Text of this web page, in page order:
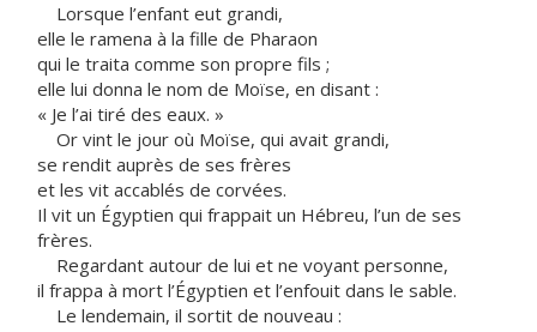
Lorsque l’enfant eut grandi,
elle le ramena à la fille de Pharaon
qui le traita comme son propre fils ;
elle lui donna le nom de Moïse, en disant :
« Je l’ai tiré des eaux. »
Or vint le jour où Moïse, qui avait grandi,
se rendit auprès de ses frères
et les vit accablés de corvées.
Il vit un Égyptien qui frappait un Hébreu, l’un de ses
frères.
Regardant autour de lui et ne voyant personne,
il frappa à mort l’Égyptien et l’enfouit dans le sable.
Le lendemain, il sortit de nouveau :